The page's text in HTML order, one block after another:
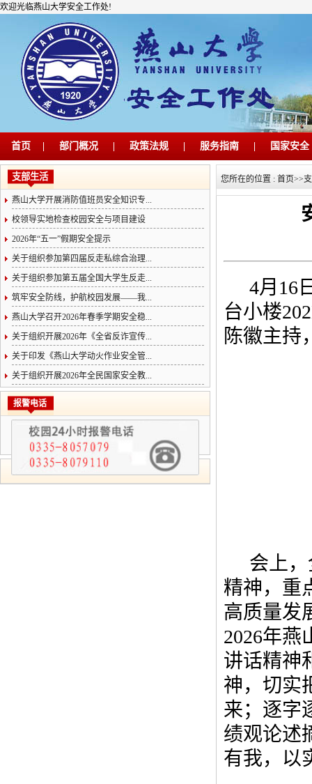
欢迎光临燕山大学安全工作处!
首页 部门概况 政策法规 服务指南 国家安全
支部生活
燕山大学开展消防值班员安全知识专...
校领导实地检查校园安全与项目建设
2026年“五一”假期安全提示
关于组织参加第四届反走私综合治理...
关于组织参加第五届全国大学生反走...
筑牢安全防线，护航校园发展——我...
燕山大学召开2026年春季学期安全稳...
关于组织开展2026年《全省反诈宣传...
关于印发《燕山大学动火作业安全管...
关于组织开展2026年全民国家安全教...
报警电话
您所在的位置 : 首页>>
4月16
台小楼
陈徽主持
会上
精神，重
高质量发
2026年燕
讲话精神
神，切实
来；逐字
绩观论述
有我，以